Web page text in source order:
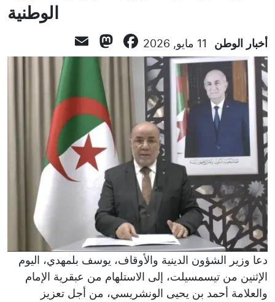
الوطنية
أخبار الوطن 11 مايو, 2026 Facebook
Mastodon
دعا وزير الشؤون الدينية والأوقاف، يوسف بلمهدي، اليوم
الإثنين من تيسمسيلت، إلى الاستلهام من عبقرية الإمام
والعلامة أحمد بن يحيى الونشريسي، من أجل تعزيز